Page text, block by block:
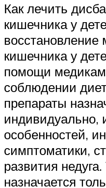
Как лечить
кишечника у
кишечника у
помощи
соблюдении
препараты
индивидуально,
особенностей,
симптоматики,
развития
назначается